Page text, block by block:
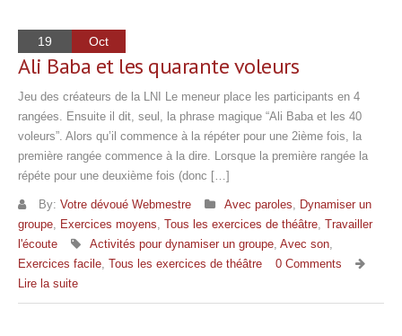
19 Oct
Ali Baba et les quarante voleurs
Jeu des créateurs de la LNI Le meneur place les participants en 4
rangées. Ensuite il dit, seul, la phrase magique “Ali Baba et les 40
voleurs”. Alors qu’il commence à la répéter pour une 2ième fois, la
première rangée commence à la dire. Lorsque la première rangée la
répéte pour une deuxième fois (donc […]
By: Votre dévoué Webmestre Avec paroles, Dynamiser un
groupe, Exercices moyens, Tous les exercices de théâtre, Travailler
l'écoute
Activités pour dynamiser un groupe, Avec son,
Exercices facile, Tous les exercices de théâtre
0 Comments
Lire la suite